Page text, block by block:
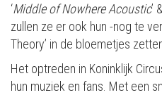
‘Middle of Nowhere Acoustic’
zullen ze er ook hun -nog te
Theory’ in de bloemetjes
Het optreden in Koninklijk
hun muziek en fans. Met een